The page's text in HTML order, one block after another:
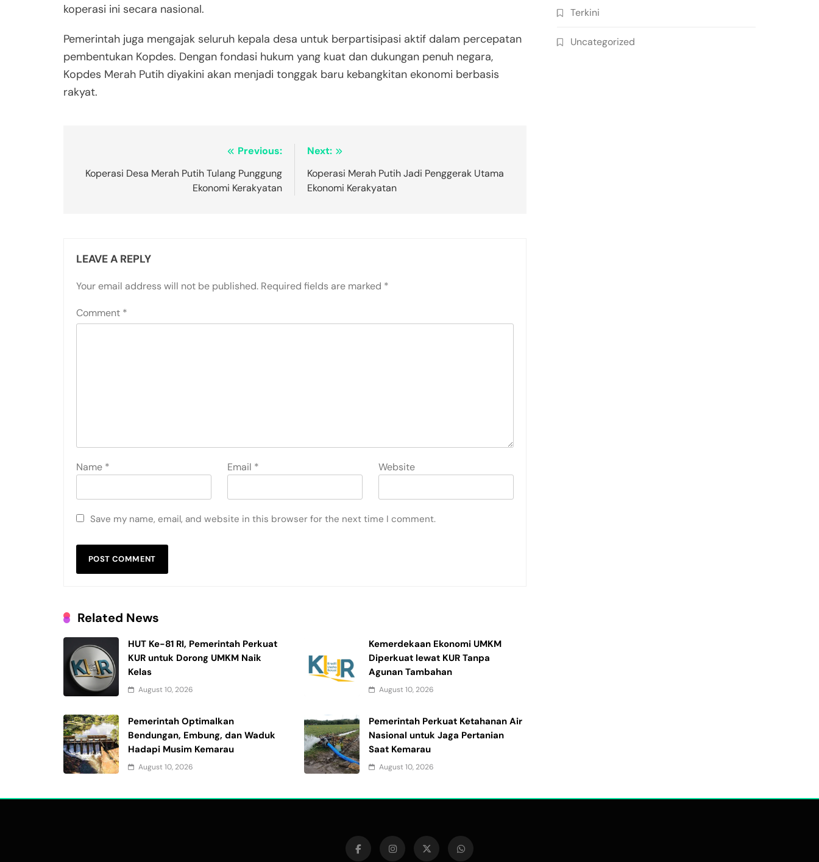
koperasi ini secara nasional.
Pemerintah juga mengajak seluruh kepala desa untuk berpartisipasi aktif dalam percepatan
pembentukan Kopdes. Dengan fondasi hukum yang kuat dan dukungan penuh negara,
Kopdes Merah Putih diyakini akan menjadi tonggak baru kebangkitan ekonomi berbasis
rakyat.
navigation
Previous:
Koperasi Desa Merah Putih Tulang Punggung
Ekonomi Kerakyatan
Next:
Koperasi Merah Putih Jadi Penggerak Utama
Ekonomi Kerakyatan
LEAVE A REPLY
Your email address will not be published. Required fields are marked *
Comment *
Name * Email * Website
Save my name, email, and website in this browser for the next time I comment.
Related News
HUT Ke-81 RI, Pemerintah Perkuat
KUR untuk Dorong UMKM Naik
Kelas
August 10, 2026
Kemerdekaan Ekonomi UMKM
Diperkuat lewat KUR Tanpa
Agunan Tambahan
August 10, 2026
Pemerintah Optimalkan
Bendungan, Embung, dan Waduk
Hadapi Musim Kemarau
August 10, 2026
Pemerintah Perkuat Ketahanan Air
Nasional untuk Jaga Pertanian
Saat Kemarau
August 10, 2026
Terkini
Uncategorized